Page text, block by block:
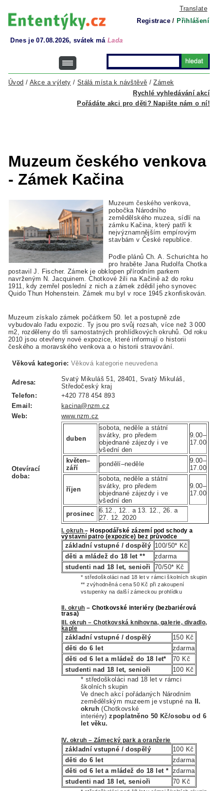
Translate
Registrace / Přihlášení
Dnes je 07.08.2026, svátek má Lada
Rychlé vyhledávání akcí
Úvod / Akce a výlety / Stálá místa k návštěvě /Zámek
Pořádáte akci pro děti? Napište nám o ní!
Muzeum českého venkova
- Zámek Kačina
Muzeum českého venkova,
pobočka Národního
zemědělského muzea, sídlí na
zámku Kačina, který patří k
nejvýznamnějším empírovým
stavbám v České republice.
Podle plánů Ch. A. Schurichta ho
pro hraběte Jana Rudolfa Chotka
postavil J. Fischer. Zámek je obklopen přírodním parkem
navrženým N. Jacquinem. Chotkové žili na Kačině až do roku
1911, kdy zemřel poslední z nich a zámek zdědil jeho synovec
Quido Thun Hohenstein. Zámek mu byl v roce 1945 zkonfiskován.
Muzeum získalo zámek počátkem 50. let a postupně zde
vybudovalo řadu expozic. Ty jsou pro svůj rozsah, více než 3 000
m2, rozděleny do tří samostatných prohlídkových okruhů. Od roku
2010 jsou otevřeny nové expozice, které informují o historii
českého a moravského venkova a o historii stravování.
Věková kategorie: Věková kategorie neuvedena
Adresa:
Svatý Mikuláš 51, 28401, Svatý Mikuláš,
Středočeský kraj
Telefon:
+420 778 454 893
Email:
kacina@nzm.cz
Web:
www.nzm.cz
Otevírací
doba:
duben
sobota, neděle a státní
svátky, pro předem
objednané zájezdy i ve
všední den
9.00–
17.00
květen–
září
pondělí–neděle
9.00–
17.00
říjen
sobota, neděle a státní
svátky, pro předem
objednané zájezdy i ve
všední den
9.00–
17.00
prosinec
6.12., 12.. a 13. 12., 26. a
27. 12. 2020
I.okruh– Hospodářské zázemí pod schody a
výstavní patro (expozice) bez průvodce
základní vstupné / dospělý
100/50* Kč
děti a mládež do 18 let **
zdarma
studenti nad 18 let, senioři
70/50* Kč
* středoškoláci nad 18 let v rámci školních skupin
** zvýhodněná cena 50 Kč při zakoupení
vstupenky na další zámeckou prohlídku
II. okruh – Chotkovské interiéry (bezbariérová
trasa)
III. okruh – Chotkovská knihovna, galerie, divadlo,
kaple
základní vstupné / dospělý
150 Kč
děti do 6 let
zdarma
děti od 6 let a mládež do 18 let*
70 Kč
studenti nad 18 let, senioři
100 Kč
* středoškoláci nad 18 let v rámci
školních skupin
Ve dnech akcí pořádaných Národním
zemědělským muzeem je vstupné na
II.
okruh(Chotkovské
interiéry)zpoplatněno 50 Kč/osobu od 6
let věku.
IV. okruh – Zámecký park a oranžerie
základní vstupné / dospělý
100 Kč
děti do 6 let
zdarma
děti od 6 let a mládež do 18 let * zdarma
studenti nad 18 let, senioři
70 Kč